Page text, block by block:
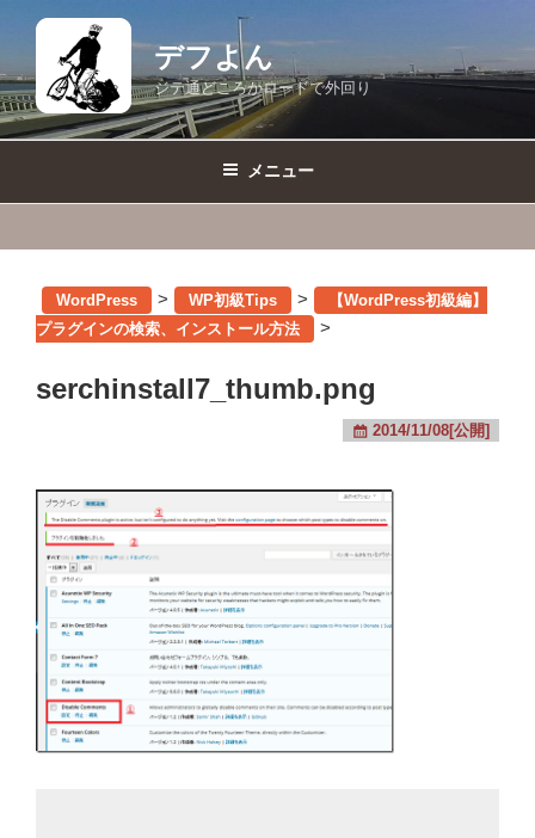
テ
ン
ツ
デフよん
ジテ通どころかロードで外回り
メニュー
WordPress > WP初級Tips >
【WordPress初級編】
プラグインの検索、インストール方法
>
serchinstall7_thumb.png
2014/11/08[公開]